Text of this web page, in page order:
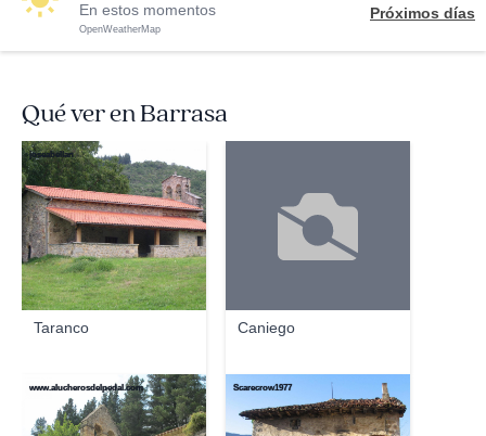
En estos momentos
OpenWeatherMap
Próximos días
Qué ver en Barrasa
Taranco
joseabellan
Caniego
www.alucherosdelpedal.com Scarecrow1977